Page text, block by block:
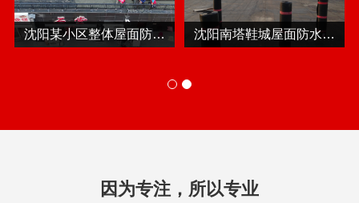
抚顺天朗购物中心屋面防水 沈阳某工厂屋面防水
因为专注，所以专业